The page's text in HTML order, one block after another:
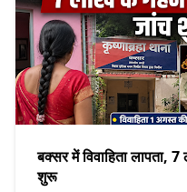
बक्सर में विवाहिता
शुरू